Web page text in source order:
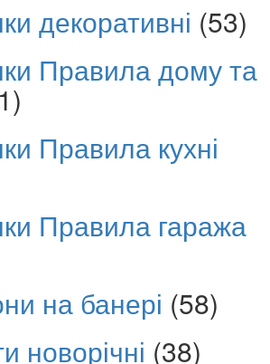
декоративні (53)
Правила дому та
Правила кухні
Правила гаража
на банері (58)
новорічні (38)